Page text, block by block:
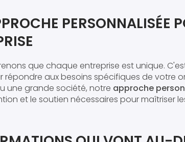
PERSONNALISÉE
que chaque entreprise est unique.
répondre aux besoins spécifiques de votre
une grande société, notre approche
et le soutien nécessaires pour maîtriser